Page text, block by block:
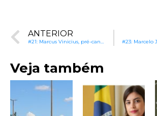
ANTERIOR
#21: Marcus Vinicius, pré-candidato à Prefeitura de Valparaíso de Goiás (GO): Continuidade de projetos pedagógicos e avanços na alfabetização
Veja também